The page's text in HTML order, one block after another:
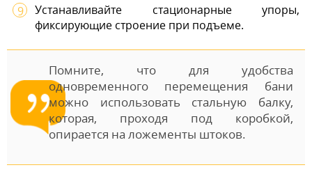
Устанавливайте стационарные упоры,
фиксирующие строение при подъеме.
Помните, что для удобства
одновременного перемещения бани
можно использовать стальную балку,
которая, проходя под коробкой,
опирается на ложементы штоков.